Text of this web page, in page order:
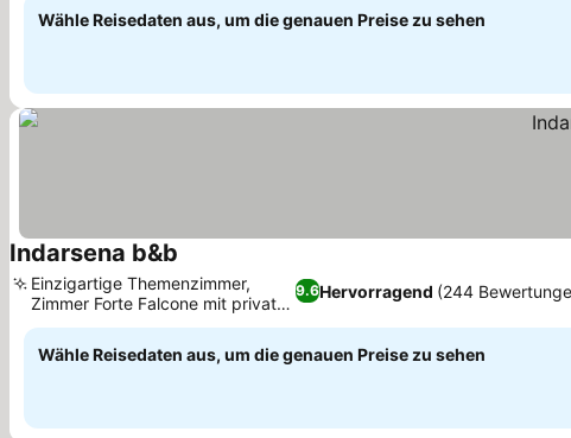
Wähle Reisedaten aus, um die genauen Preise zu sehen
Indarsena b&b
9.6Hervorragend (244
Einzigartige Themenzimmer,
Zimmer Forte Falcone mit privater
Terrasse
Wähle Reisedaten aus, um die genauen Preise zu sehen